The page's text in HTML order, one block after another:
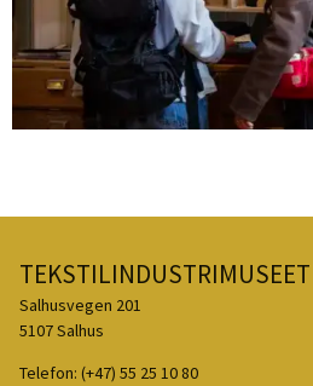
TEKSTILINDUSTRIMUSEET
Salhusvegen 201
5107 Salhus
Telefon: (+47) 55 25 10 80